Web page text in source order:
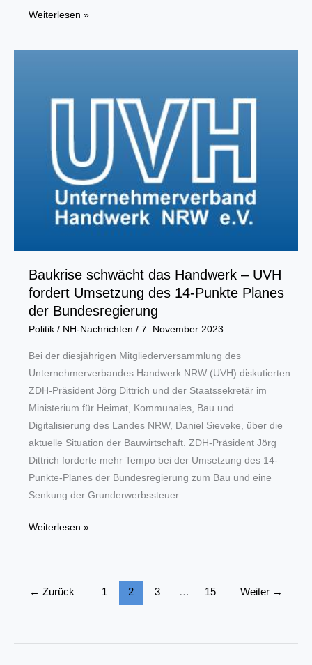
Strompreispaket
richtige
Weiterlesen »
Baukrise schwächt das Handwerk – UVH
fordert Umsetzung des 14-Punkte Planes
der Bundesregierung
Politik/ NH-Nachrichten / 7. November 2023
Bei der diesjährigen Mitgliederversammlung des
Unternehmerverbandes Handwerk NRW (UVH) diskutierten
ZDH-Präsident Jörg Dittrich und der Staatssekretär im
Ministerium für Heimat, Kommunales, Bau und
Digitalisierung des Landes NRW, Daniel Sieveke, über die
aktuelle Situation der Bauwirtschaft. ZDH-Präsident Jörg
Dittrich forderte mehr Tempo bei der Umsetzung des 14-
Punkte-Planes der Bundesregierung zum Bau und eine
Senkung der Grunderwerbssteuer.
Baukrise
–
Weiterlesen »
← Zurück 1 2 3 … 15 Weiter →